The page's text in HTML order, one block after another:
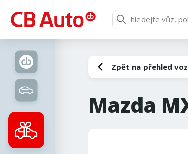
Zpět na přehled
Mazda